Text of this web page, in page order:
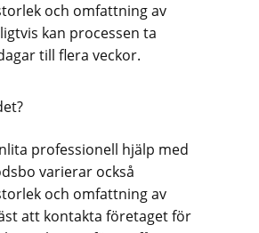
och omfattning av
kan processen ta
till flera veckor.
professionell hjälp med
varierar också
och omfattning av
att kontakta företaget för